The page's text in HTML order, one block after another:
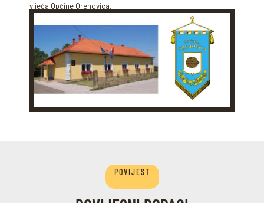
vijeća Općine Orehovica.
POVIJEST